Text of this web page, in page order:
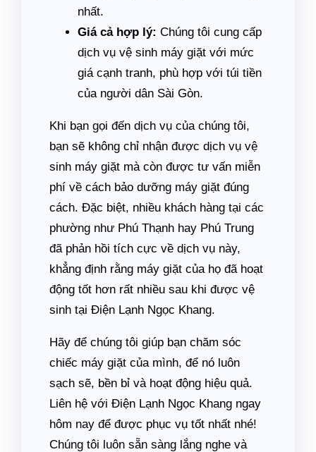
nhất.
Giá cả hợp lý: Chúng tôi cung cấp
dịch vụ vệ sinh máy giặt với mức
giá cạnh tranh, phù hợp với túi tiền
của người dân Sài Gòn.
Khi bạn gọi đến dịch vụ của chúng tôi,
bạn sẽ không chỉ nhận được dịch vụ vệ
sinh máy giặt mà còn được tư vấn miễn
phí về cách bảo dưỡng máy giặt đúng
cách. Đặc biệt, nhiều khách hàng tại các
phường như Phú Thạnh hay Phú Trung
đã phản hồi tích cực về dịch vụ này,
khẳng định rằng máy giặt của họ đã hoạt
động tốt hơn rất nhiều sau khi được vệ
sinh tại Điện Lạnh Ngọc Khang.
Hãy để chúng tôi giúp bạn chăm sóc
chiếc máy giặt của mình, để nó luôn
sạch sẽ, bền bỉ và hoạt động hiệu quả.
Liên hệ với Điện Lạnh Ngọc Khang ngay
hôm nay để được phục vụ tốt nhất nhé!
Chúng tôi luôn sẵn sàng lắng nghe và